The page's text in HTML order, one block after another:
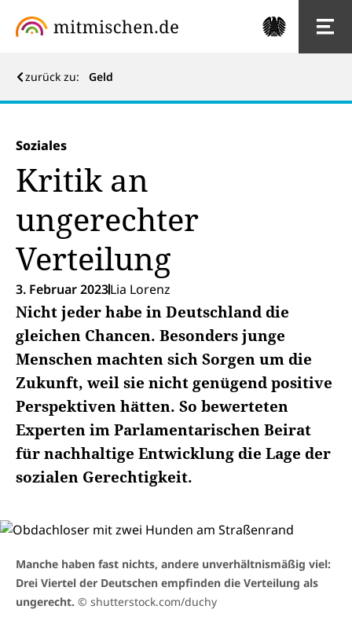
zurück zu: Geld
Soziales
Kritik an
ungerechter
Verteilung
3. Februar 2023Lia Lorenz
Nicht jeder habe in Deutschland die
gleichen Chancen. Besonders junge
Menschen machten sich Sorgen um die
Zukunft, weil sie nicht genügend positive
Perspektiven hätten. So bewerteten
Experten im Parlamentarischen Beirat
für nachhaltige Entwicklung die Lage der
sozialen Gerechtigkeit.
Manche haben fast nichts, andere unverhältnismäßig viel:
Drei Viertel der Deutschen empfinden die Verteilung als
ungerecht. © shutterstock.com/duchy